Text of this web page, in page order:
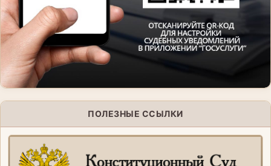
ПОЛЕЗНЫЕ ССЫЛКИ